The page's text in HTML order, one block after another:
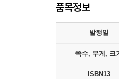
품목정보
발행일
쪽수, 무게, 크
ISBN13